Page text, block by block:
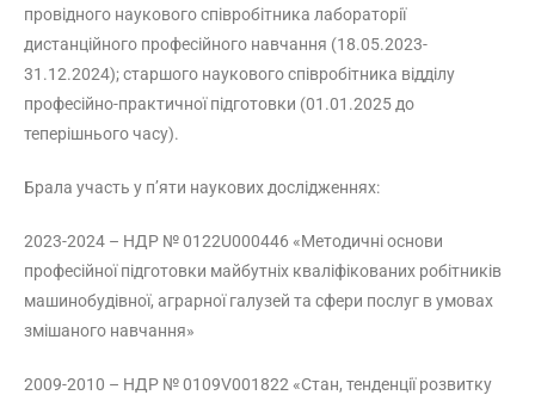
провідного наукового співробітника лабораторії
дистанційного професійного навчання (18.05.2023-
31.12.2024); старшого наукового співробітника відділу
професійно-практичної підготовки (01.01.2025 до
теперішнього часу).
Брала участь у п’яти наукових дослідженнях:
2023-2024 – НДР № 0122U000446 «Методичні основи
професійної підготовки майбутніх кваліфікованих робітників
машинобудівної, аграрної галузей та сфери послуг в умовах
змішаного навчання»
2009-2010 – НДР № 0109V001822 «Стан, тенденції розвитку